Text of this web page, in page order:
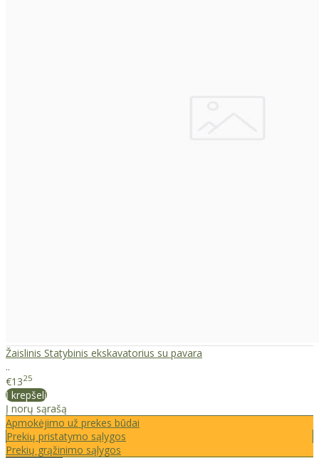
Žaislinis Statybinis ekskavatorius su pavara
..
€1325
Į krepšelį
Į norų sąrašą
Apmokėjimo už prekes būdai
Prekių pristatymo sąlygos
Prekių grąžinimo sąlygos